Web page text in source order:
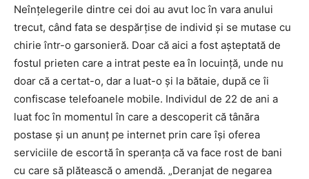
Neînțelegerile dintre cei doi au avut loc în vara anului
trecut, când fata se despărțise de individ și se mutase cu
chirie într-o garsonieră. Doar că aici a fost așteptată de
fostul prieten care a intrat peste ea în locuință, unde nu
doar că a certat-o, dar a luat-o și la bătaie, după ce îi
confiscase telefoanele mobile. Individul de 22 de ani a
luat foc în momentul în care a descoperit că tânăra
postase și un anunț pe internet prin care își oferea
serviciile de escortă în speranța că va face rost de bani
cu care să plătească o amendă. „Deranjat de negarea